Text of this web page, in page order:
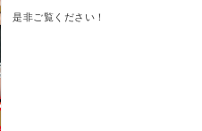
是非ご覧ください！